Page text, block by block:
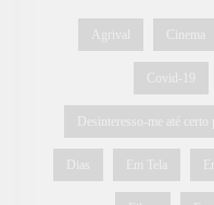
Agrival Cinema
Covid-19
Desinteresso-me até certo
Dias Em Tela